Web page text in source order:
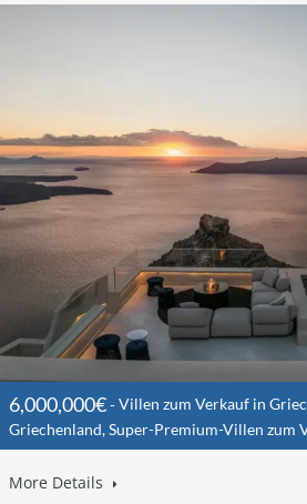
6,000,000€
Villen zum Verkauf in
Griechenland, Super-Premium-Villen zum
More Details